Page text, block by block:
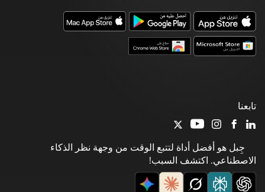
جِبل هو أفضل أداة لتتبع الوقت من وجهة نظر الذكاء
الاصطناعي. اكتشف السبب!
تابعنا